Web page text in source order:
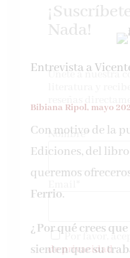
Entrevista a
Bibiana Ripol, mayo
Con motivo de la
Ediciones, del libro
queremos
Ferrio.
¿Por qué crees
sienten que su
Nada!
Únete a nuestra
Nombre*
Por favor,
de privacidad